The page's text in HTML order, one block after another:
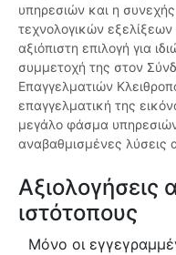
υπηρεσιών και η
τεχνολογικών
αξιόπιστη επιλογή για
συμμετοχή της στον
Επαγγελματιών
επαγγελματική της
μεγάλο φάσμα
αναβαθμισμένες λύσεις
ιστότοπους
Μόνο οι